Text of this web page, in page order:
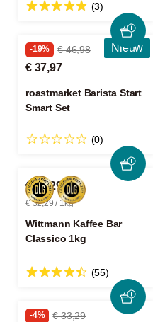
(3)
Nieuw
-19% € 46,98
€ 37,97
roastmarket Barista Start
Smart Set
(0)
€ 32,29
€ 32,29 / 1kg
Wittmann Kaffee Bar
Classico 1kg
(55)
-4% € 33,29